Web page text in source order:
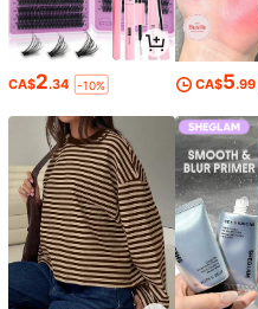
CA$2.34 -10% CA$5.99